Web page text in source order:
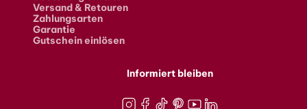
Versand & Retouren
Zahlungsarten
Garantie
Gutschein einlösen
Informiert bleiben